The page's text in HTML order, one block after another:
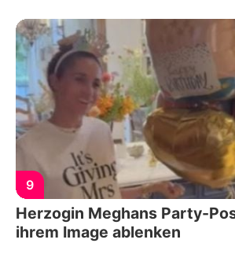
9
Herzogin Meghans Party-
ihrem Image ablenken